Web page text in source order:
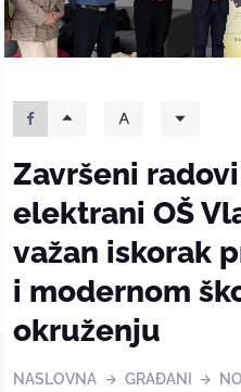
Završeni
elektrani OŠ
važan iskorak
i modernom
okruženju
NASLOVNA GRAĐANI